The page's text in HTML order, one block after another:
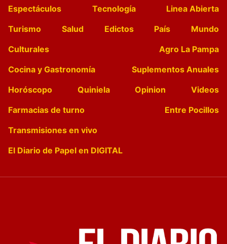
Espectáculos
Tecnología
Linea Abierta
Turismo
Salud Edictos País
Mundo
Culturales
Agro La Pampa
Cocina y Gastronomía
Suplementos Anuales
Horóscopo
Quiniela Opinion
Videos
Farmacias de turno
Entre Pocillos
Transmisiones en vivo
El Diario de Papel en DIGITAL